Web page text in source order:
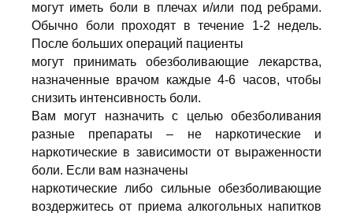
могут иметь боли в плечах и/или под ребрами.
Обычно боли проходят в течение 1-2 недель.
После больших операций пациенты
могут принимать обезболивающие лекарства,
назначенные врачом каждые 4-6 часов, чтобы
снизить интенсивность боли.
Вам могут назначить с целью обезболивания
разные препараты – не наркотические и
наркотические в зависимости от выраженности
боли. Если вам назначены
наркотические либо сильные обезболивающие
воздержитесь от приема алкогольных напитков